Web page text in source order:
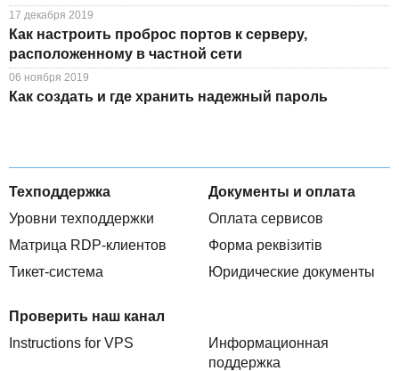
17 декабря 2019
Как настроить проброс портов к серверу,
расположенному в частной сети
06 ноября 2019
Как создать и где хранить надежный пароль
Техподдержка
Уровни техподдержки
Матрица RDP-клиентов
Тикет-система
Документы и оплата
Оплата сервисов
Форма реквізитів
Юридические документы
Проверить наш канал
Instructions for VPS
Информационная
поддержка